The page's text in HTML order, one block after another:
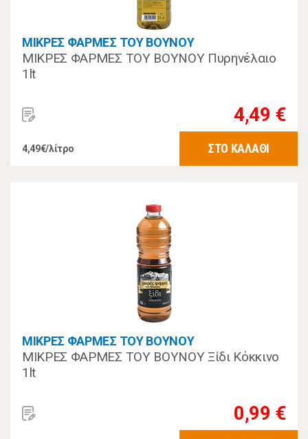
ΜΙΚΡΕΣ ΦΑΡΜΕΣ ΤΟΥ ΒΟΥΝΟΥ
ΜΙΚΡΕΣ ΦΑΡΜΕΣ ΤΟΥ ΒΟΥΝΟΥ Πυρηνέλαιο
1lt
4,49 €
4,49€/λίτρο ΣΤΟ ΚΑΛΑΘΙ
ΜΙΚΡΕΣ ΦΑΡΜΕΣ ΤΟΥ ΒΟΥΝΟΥ
ΜΙΚΡΕΣ ΦΑΡΜΕΣ ΤΟΥ ΒΟΥΝΟΥ Ξίδι Κόκκινο
1lt
0,99 €